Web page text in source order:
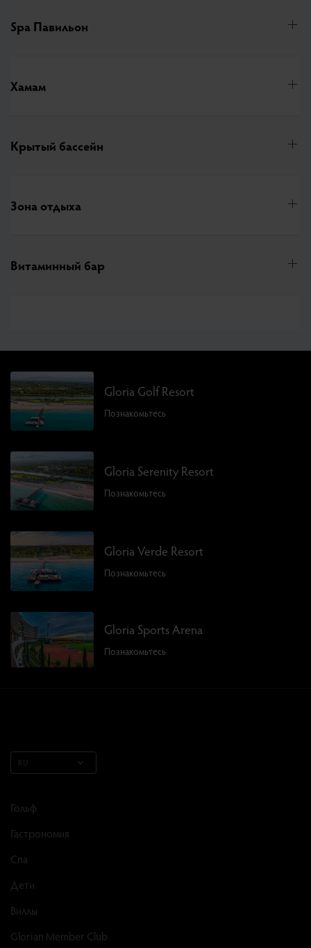
Spa Павильон
Хамам
Крытый бассейн
Зона отдыха
Витаминный бар
Gloria Golf Resort
Познакомьтесь
Gloria Serenity Resort
Познакомьтесь
Gloria Verde Resort
Познакомьтесь
Gloria Sports Arena
Познакомьтесь
RU
Гольф
Гастрономия
Спа
Дети
Виллы
Glorian Member Club